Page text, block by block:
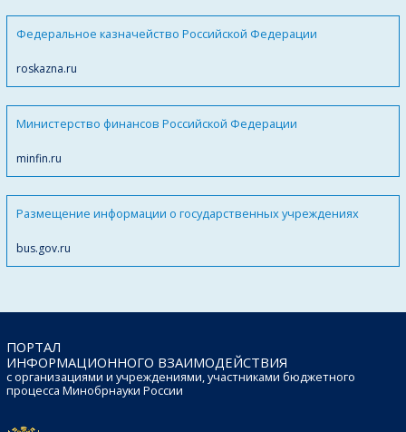
Федеральное казначейство Российской Федерации
roskazna.ru
Министерство финансов Российской Федерации
minfin.ru
Размещение информации о государственных учреждениях
bus.gov.ru
ПОРТАЛ
ИНФОРМАЦИОННОГО ВЗАИМОДЕЙСТВИЯ
с организациями и учреждениями, участниками бюджетного
процесса Минобрнауки России